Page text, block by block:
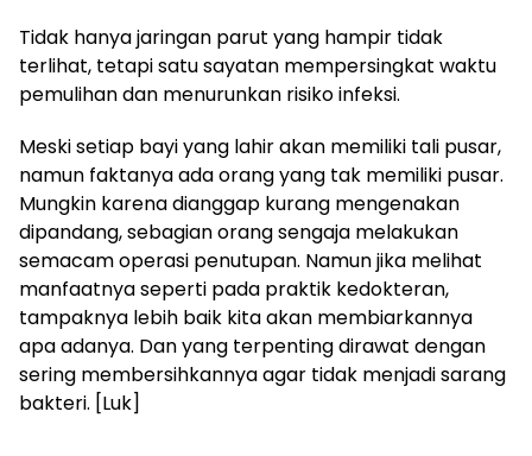
Tidak hanya jaringan parut yang hampir tidak
terlihat, tetapi satu sayatan mempersingkat waktu
pemulihan dan menurunkan risiko infeksi.
Meski setiap bayi yang lahir akan memiliki tali pusar,
namun faktanya ada orang yang tak memiliki pusar.
Mungkin karena dianggap kurang mengenakan
dipandang, sebagian orang sengaja melakukan
semacam operasi penutupan. Namun jika melihat
manfaatnya seperti pada praktik kedokteran,
tampaknya lebih baik kita akan membiarkannya
apa adanya. Dan yang terpenting dirawat dengan
sering membersihkannya agar tidak menjadi sarang
bakteri. [Luk]